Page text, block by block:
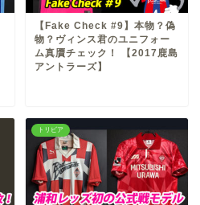
【Fake Check #9】本物？偽
物？ヴィンス君のユニフォー
ム真贋チェック！ 【2017鹿島
アントラーズ】
トリビア